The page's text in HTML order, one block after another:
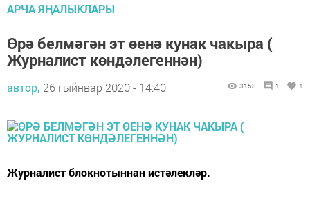
АРЧА ЯҢАЛЫКЛАРЫ
Өрә белмәгән эт өенә кунак чакыра (
Журналист көндәлегеннән)
автор, 26 гыйнвар 2020 - 14:40 3158 1 1
Журналист блокнотыннан истәлекләр.